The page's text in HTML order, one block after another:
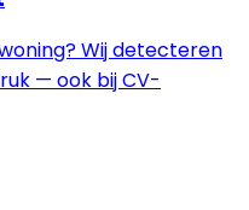
Wij detecteren
— ook bij CV-